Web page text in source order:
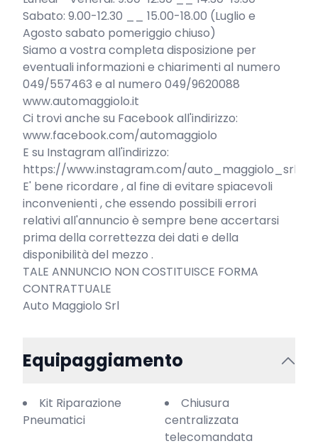
Sabato: 9.00-12.30 __ 15.00-18.00 (Luglio e
Agosto sabato pomeriggio chiuso)
Siamo a vostra completa disposizione per
eventuali informazioni e chiarimenti al numero
049/557463 e al numero 049/9620088
www.automaggiolo.it
Ci trovi anche su Facebook all'indirizzo:
www.facebook.com/automaggiolo
E su Instagram all'indirizzo:
https://www.instagram.com/auto_maggiolo_srl
E' bene ricordare , al fine di evitare spiacevoli
inconvenienti , che essendo possibili errori
relativi all'annuncio è sempre bene accertarsi
prima della correttezza dei dati e della
disponibilità del mezzo .
TALE ANNUNCIO NON COSTITUISCE FORMA
CONTRATTUALE
Auto Maggiolo Srl
Equipaggiamento
Kit Riparazione
Pneumatici
Chiusura
centralizzata
telecomandata